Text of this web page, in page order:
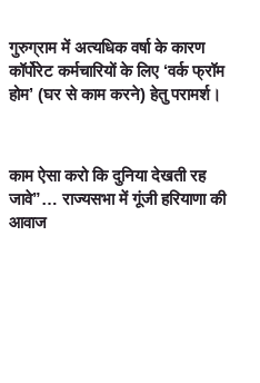
गुरुग्राम में अत्यधिक वर्षा के कारण
कॉर्पोरेट कर्मचारियों के लिए ‘वर्क फ्रॉम
होम’ (घर से काम करने) हेतु परामर्श।
काम ऐसा करो कि दुनिया देखती रह
जावे”… राज्यसभा में गूंजी हरियाणा की
आवाज